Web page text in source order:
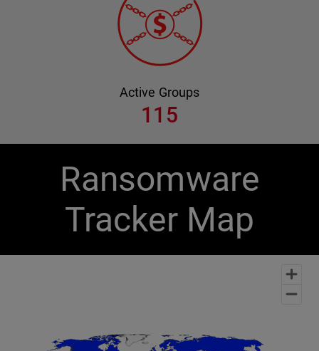
Active Groups
115
Ransomware
Tracker Map